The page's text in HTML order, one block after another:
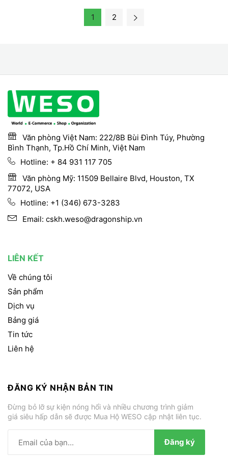
1 2
Văn phòng Việt Nam: 222/8B Bùi Đình Túy, Phường
Bình Thạnh, Tp.Hồ Chí Minh, Việt Nam
Hotline: + 84 931 117 705
Văn phòng Mỹ: 11509 Bellaire Blvd, Houston, TX
77072, USA
Hotline: +1 (346) 673-3283
Email: cskh.weso@dragonship.vn
LIÊN KẾT
Về chúng tôi
Sản phẩm
Dịch vụ
Bảng giá
Tin tức
Liên hệ
ĐĂNG KÝ NHẬN BẢN TIN
Đừng bỏ lỡ sự kiện nóng hổi và nhiều chương trình giảm
giá siêu hấp dẫn sẽ được Mua Hộ WESO cập nhật liên tục.
Đăng ký